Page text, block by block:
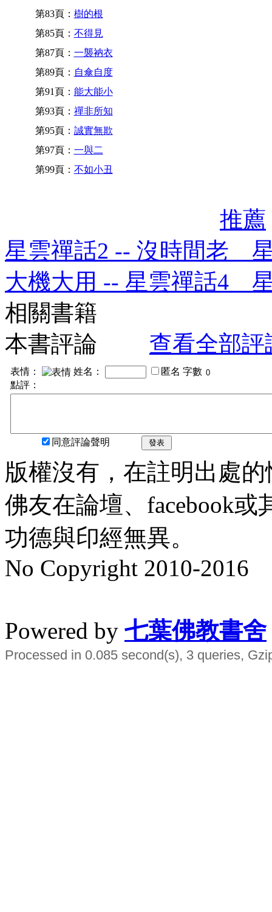
第83頁： 樹的根
第85頁： 不得見
第87頁： 一襲衲衣
第89頁： 自傘自度
第91頁： 能大能小
第93頁： 禪非所知
第95頁： 誠實無欺
第97頁： 一與二
第99頁： 不如小丑
推薦
星雲禪話2 -- 沒時間老
大機大用 -- 星雲禪話4
相關書籍
本書評論
查看全部評
表情： 姓名： 匿名 字數
點評：
同意評論聲明 發表
版權沒有，在註明出處
佛友在論壇、facebook
功德與印經無異。
No Copyright 2010-2016
Powered by 七葉佛教書舍
Processed in 0.085 second(s), 3 queries,